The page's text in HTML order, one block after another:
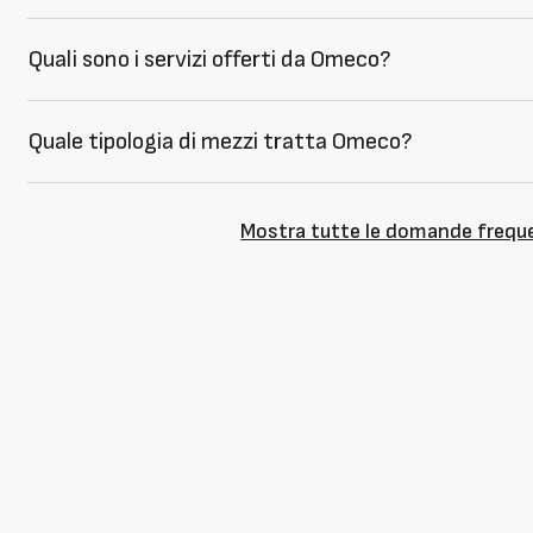
Quali sono i servizi offerti da Omeco?
Quale tipologia di mezzi tratta Omeco?
Mostra tutte le domande